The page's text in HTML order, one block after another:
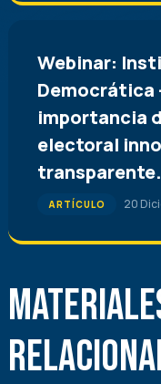
Webinar:
Democrática
importancia
electoral
transparente.
ARTÍCULO 20